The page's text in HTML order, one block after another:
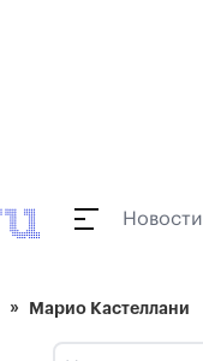
Новости
Марио Кастеллани